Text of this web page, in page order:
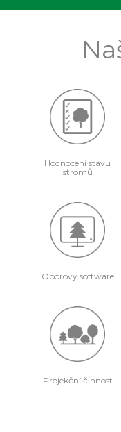
Hodnocení stavu
stromů
Oborový software
Projekční činnost